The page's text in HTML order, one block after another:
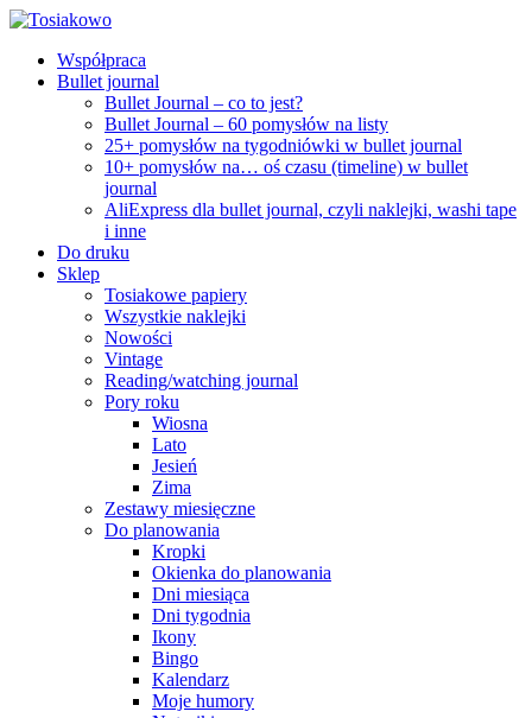
Współpraca
Bullet journal
Bullet Journal – co to jest?
Bullet Journal – 60 pomysłów na listy
25+ pomysłów na tygodniówki w bullet journal
10+ pomysłów na… oś czasu (timeline) w bullet
journal
AliExpress dla bullet journal, czyli naklejki, washi tape
i inne
Do druku
Sklep
Tosiakowe papiery
Wszystkie naklejki
Nowości
Vintage
Reading/watching journal
Pory roku
Wiosna
Lato
Jesień
Zima
Zestawy miesięczne
Do planowania
Kropki
Okienka do planowania
Dni miesiąca
Dni tygodnia
Ikony
Bingo
Kalendarz
Moje humory